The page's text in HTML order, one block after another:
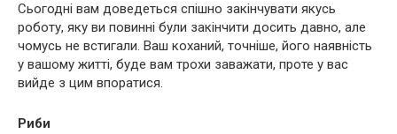
Сьогодні вам доведеться спішно закінчувати якусь
роботу, яку ви повинні були закінчити досить давно, але
чомусь не встигали. Ваш коханий, точніше, його наявність
у вашому житті, буде вам трохи заважати, проте у вас
вийде з цим впоратися.
Риби